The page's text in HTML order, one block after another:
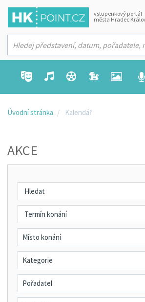
vstupenkový portál
města Hradec
Úvodní stránka Kalendář
AKCE